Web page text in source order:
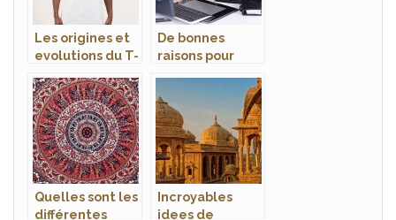
Les origines et
evolutions du T-
les ages
De bonnes
raisons pour
d’hotesse en
musee
Quelles sont les
différentes
Incroyables
idees de